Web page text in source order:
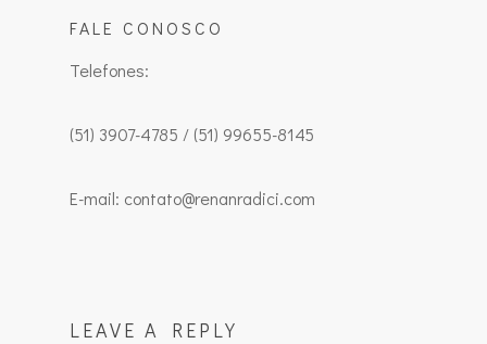
FALE CONOSCO
Telefones:
(51) 3907-4785 / (51) 99655-8145
E-mail: contato@renanradici.com
LEAVE A REPLY